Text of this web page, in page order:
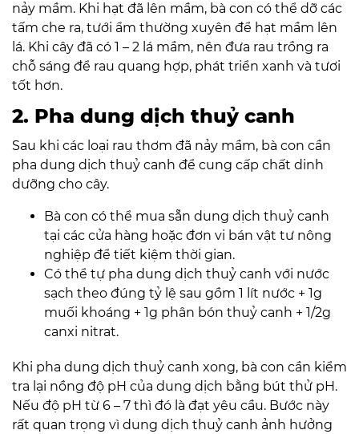
nảy mầm. Khi hạt đã lên mầm, bà con có thể dỡ các
tấm che ra, tưới ẩm thường xuyên để hạt mầm lên
lá. Khi cây đã có 1 – 2 lá mầm, nên đưa rau trồng ra
chỗ sáng để rau quang hợp, phát triển xanh và tươi
tốt hơn.
2. Pha dung dịch thuỷ canh
Sau khi các loại rau thơm đã nảy mầm, bà con cần
pha dung dịch thuỷ canh để cung cấp chất dinh
dưỡng cho cây.
Bà con có thể mua sẵn dung dịch thuỷ canh
tại các cửa hàng hoặc đơn vi bán vật tư nông
nghiệp để tiết kiệm thời gian.
Có thể tự pha dung dịch thuỷ canh với nước
sạch theo đúng tỷ lệ sau gồm 1 lít nước + 1g
muối khoáng + 1g phân bón thuỷ canh + 1/2g
canxi nitrat.
Khi pha dung dịch thuỷ canh xong, bà con cần kiểm
tra lại nồng độ pH của dung dịch bằng bút thử pH.
Nếu độ pH từ 6 – 7 thì đó là đạt yêu cầu. Bước này
rất quan trọng vì dung dịch thuỷ canh ảnh hưởng